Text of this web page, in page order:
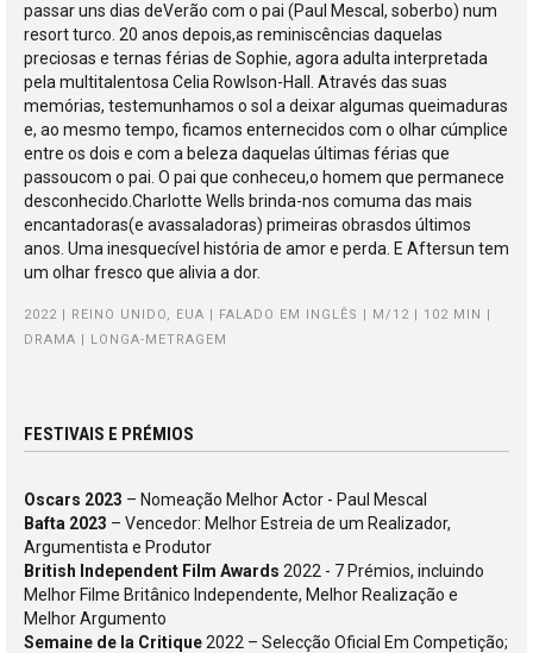
passar uns dias deVerão com o pai (Paul Mescal, soberbo) num
resort turco. 20 anos depois,as reminiscências daquelas
preciosas e ternas férias de Sophie, agora adulta interpretada
pela multitalentosa Celia Rowlson-Hall. Através das suas
memórias, testemunhamos o sol a deixar algumas queimaduras
e, ao mesmo tempo, ficamos enternecidos com o olhar cúmplice
entre os dois e com a beleza daquelas últimas férias que
passoucom o pai. O pai que conheceu,o homem que permanece
desconhecido.Charlotte Wells brinda-nos comuma das mais
encantadoras(e avassaladoras) primeiras obrasdos últimos
anos. Uma inesquecível história de amor e perda. E Aftersun tem
um olhar fresco que alivia a dor.
2022 | REINO UNIDO, EUA | FALADO EM INGLÊS | M/12 | 102 MIN |
DRAMA | LONGA-METRAGEM
FESTIVAIS E PRÉMIOS
Oscars 2023 – Nomeação Melhor Actor - Paul Mescal
Bafta 2023 – Vencedor: Melhor Estreia de um Realizador,
Argumentista e Produtor
British Independent Film Awards 2022 - 7 Prémios, incluindo
Melhor Filme Britânico Independente, Melhor Realização e
Melhor Argumento
Semaine de la Critique2022 – Selecção Oficial Em Competição;